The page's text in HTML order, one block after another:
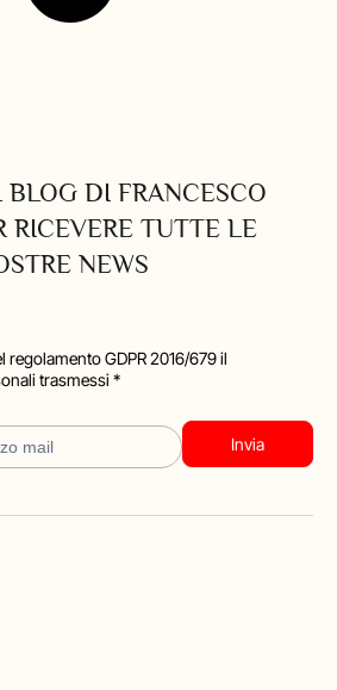
BLOG DI FRANCESCO
RICEVERE TUTTE LE
NEWS
trasmessi *
Invia